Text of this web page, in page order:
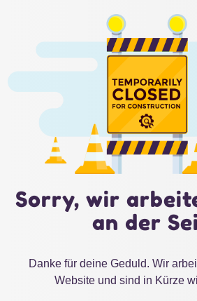
Sorry, wir
an der
Danke für deine Geduld. Wir
Website und sind in Kürze